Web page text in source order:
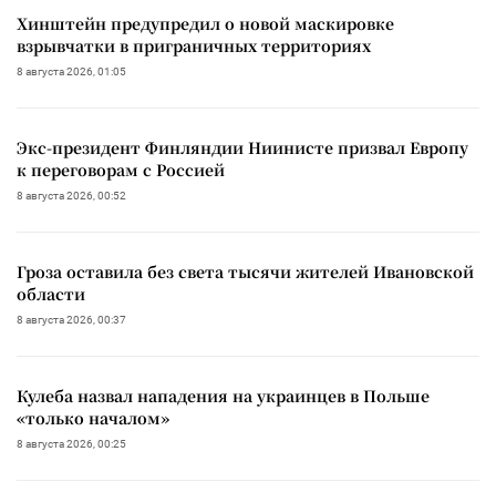
Хинштейн предупредил о новой маскировке
взрывчатки в приграничных территориях
8 августа 2026, 01:05
Экс-президент Финляндии Ниинисте призвал Европу
к переговорам с Россией
8 августа 2026, 00:52
Гроза оставила без света тысячи жителей Ивановской
области
8 августа 2026, 00:37
Кулеба назвал нападения на украинцев в Польше
«только началом»
8 августа 2026, 00:25